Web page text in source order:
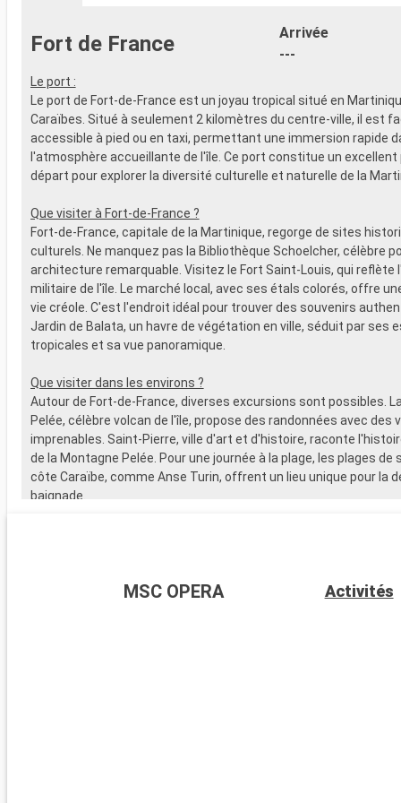
- Activités récréatives pour enfants
- Personnel qualifié multilingue
AUTRES PRIVILÈGES
- Points MSC Voyagers Club
SPORT ET
-
Broadway
- Espace
-
- Salle de
- Activités
- Activités
SERVICES
- Personnel
AUTRES
- Points
Fort de France
Arrivée
---
Le port :
Le port de Fort-de-France est un joyau tropical situé en
Caraïbes. Situé à seulement 2 kilomètres du centre-ville, il est
accessible à pied ou en taxi, permettant une immersion rapide
l'atmosphère accueillante de l'île. Ce port constitue un excellent
départ pour explorer la diversité culturelle et naturelle de la
Que visiter à Fort-de-France ?
Fort-de-France, capitale de la Martinique, regorge de sites
culturels. Ne manquez pas la Bibliothèque Schoelcher, célèbre
architecture remarquable. Visitez le Fort Saint-Louis, qui reflète
militaire de l'île. Le marché local, avec ses étals colorés, offre
vie créole. C'est l'endroit idéal pour trouver des souvenirs
Jardin de Balata, un havre de végétation en ville, séduit par ses
tropicales et sa vue panoramique.
Que visiter dans les environs ?
Autour de Fort-de-France, diverses excursions sont possibles.
Pelée, célèbre volcan de l'île, propose des randonnées avec des
imprenables. Saint-Pierre, ville d'art et d'histoire, raconte
de la Montagne Pelée. Pour une journée à la plage, les plages de
côte Caraïbe, comme Anse Turin, offrent un lieu unique pour la
baignade.
MSC OPERA Activités